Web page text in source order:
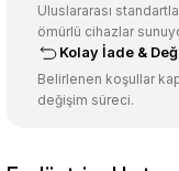
Uluslararası
ömürlü cihazlar
Kolay İade &
Belirlenen koşullar
değişim süreci.